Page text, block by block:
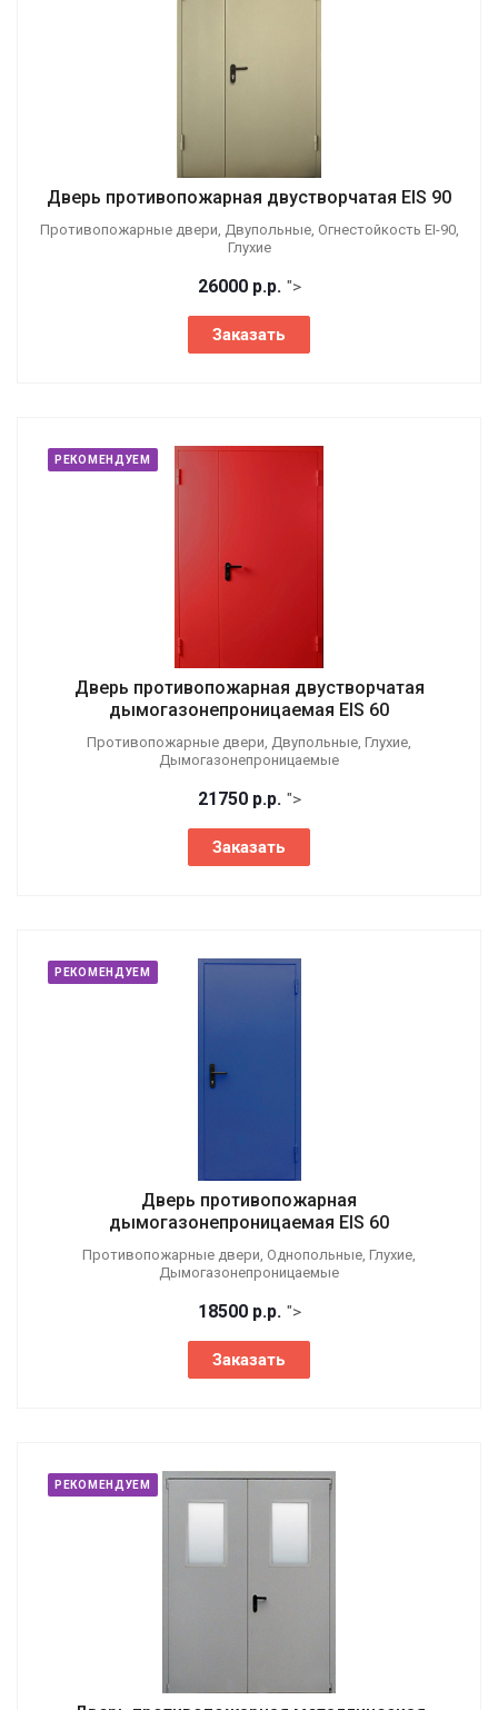
Дверь противопожарная двустворчатая EIS 90
Противопожарные двери, Двупольные, Огнестойкость EI-90,
Глухие
26000 р.р. ">
Заказать
РЕКОМЕНДУЕМ
Дверь противопожарная двустворчатая
дымогазонепроницаемая EIS 60
Противопожарные двери, Двупольные, Глухие,
Дымогазонепроницаемые
21750 р.р. ">
Заказать
РЕКОМЕНДУЕМ
Дверь противопожарная
дымогазонепроницаемая EIS 60
Противопожарные двери, Однопольные, Глухие,
Дымогазонепроницаемые
18500 р.р. ">
Заказать
РЕКОМЕНДУЕМ